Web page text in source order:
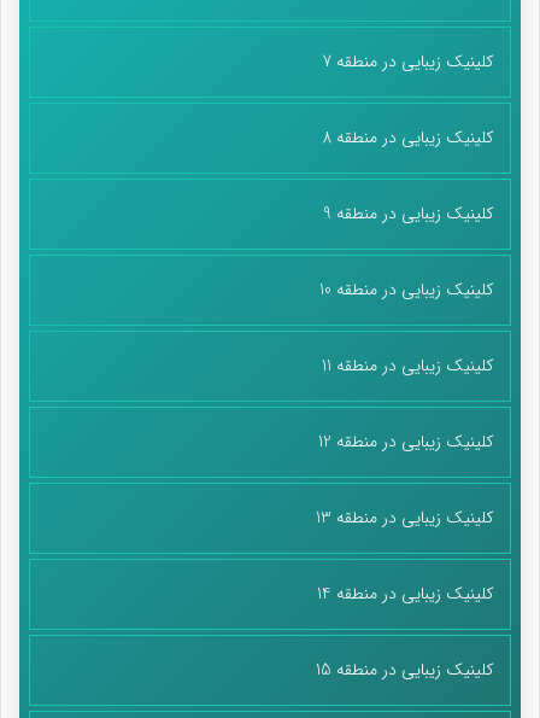
کلینیک زیبایی در منطقه 7
کلینیک زیبایی در منطقه 8
کلینیک زیبایی در منطقه 9
کلینیک زیبایی در منطقه 10
کلینیک زیبایی در منطقه 11
کلینیک زیبایی در منطقه 12
کلینیک زیبایی در منطقه 13
کلینیک زیبایی در منطقه 14
کلینیک زیبایی در منطقه 15